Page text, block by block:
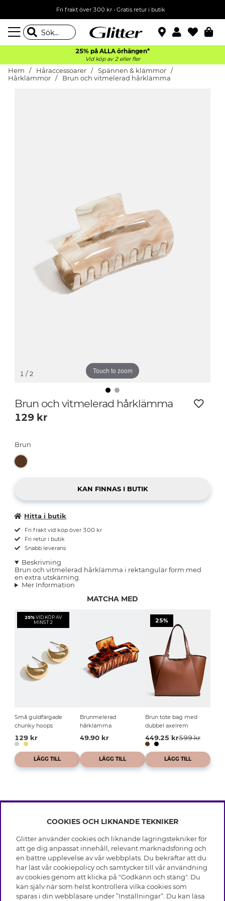
Fri frakt över 300 kr• Gratis retur i butik
25% på ALLA örhängen*
Vid köp av 2 eller fler
Hem Håraccessoarer
Spännen & klämmor
Hårklämmor
Brun och vitmelerad hårklämma
Touch to zoom
1 / 2
Brun och vitmelerad hårklämma
129 kr
Brun
Hitta i butik
Fri frakt vid köp över 300 kr
Fri retur i butik
Snabb leverans
Beskrivning
Brun och vitmelerad hårklämma i rektangulär form med
en extra utskärning.
Mer Information
MATCHA MED
25% VID KÖP AV
MINST 2
Små guldfärgade
chunky hoops
129 kr
LÄGG TILL
Brunmelerad
hårklämma
49.90 kr
LÄGG TILL
25%
Brun tote bag med
dubbel axelrem
449.25 kr599 kr
LÄGG TILL
INFO
Leverans
Villkor
Integritetspolicy
Cookies
Medlemsvillkor
Jobba hos Glitter
OM GLITTER
Black Friday
Våra butiker
Varumärken
HJÄLP
Vanliga frågor
COOKIES OCH LIKNANDE TEKNIKER
Glitter använder cookies och liknande lagringstekniker för
att ge dig anpassat innehåll, relevant marknadsföring och
en bättre upplevelse av vår webbplats. Du bekräftar att du
har läst vår cookiepolicy och samtycker till vår användning
av cookies genom att klicka på "Godkänn och stäng". Du
kan själv när som helst kontrollera vilka cookies som
sparas i din webbläsare under ”Inställningar”. Du kan läsa